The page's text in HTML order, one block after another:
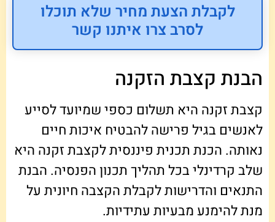
לקבלת הצעת מחיר שלא תוכלו
לסרב צרו איתנו קשר
הבנת קצבת הזקנה
קצבת זקנה היא תשלום כספי שמיועד לסייע
לאנשים בגיל פרישה להבטיח איכות חיים
נאותה. הכנת תכנית פיננסית לקצבת זקנה היא
שלב קרדינלי בכל תהליך תכנון הפנסיה. הבנת
התנאים והדרישות לקבלת הקצבה חיונית על
מנת להימנע מבעיות עתידיות.